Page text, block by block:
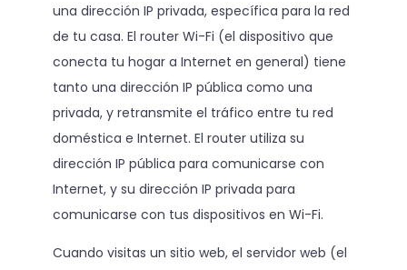
una dirección IP privada, específica para la red
de tu casa. El router Wi-Fi (el dispositivo que
conecta tu hogar a Internet en general) tiene
tanto una dirección IP pública como una
privada, y retransmite el tráfico entre tu red
doméstica e Internet. El router utiliza su
dirección IP pública para comunicarse con
Internet, y su dirección IP privada para
comunicarse con tus dispositivos en Wi-Fi.
Cuando visitas un sitio web, el servidor web (el